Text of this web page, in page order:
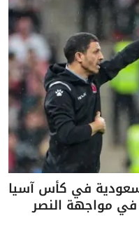
في كأس آسيا
في مواجهة النصر